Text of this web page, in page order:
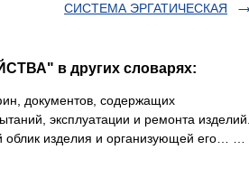
СИСТЕМА ЭРГАТИЧЕСКАЯ
в других словарях:
документов, содержащих
эксплуатации и ремонта изделий.
облик изделия и организующей его… …